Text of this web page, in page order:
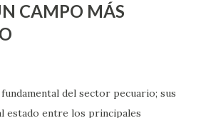
CAMPO MÁS
del sector pecuario; sus
estado entre los principales